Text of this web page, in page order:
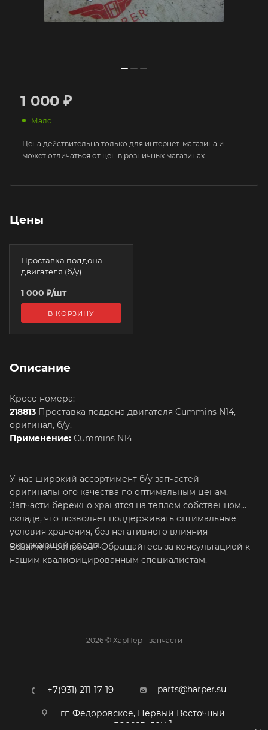
1 000 ₽
Мало
Цена действительна только для интернет-магазина и
может отличаться от цен в розничных магазинах
Цены
Проставка поддона
двигателя (б/у)
1 000 ₽/шт
В КОРЗИНУ
Описание
Кросс-номера:
218813 Проставка поддона двигателя Cummins N14,
оригинал, б/у.
Применение: Cummins N14
У нас широкий ассортимент б/у запчастей
оригинального качества по оптимальным ценам.
Запчасти бережно хранятся на теплом собственном
складе, что позволяет поддерживать оптимальные
условия хранения, без негативного влияния
окружающей среды.
Возникли вопросы? Обращайтесь за консультацией к
нашим квалифицированным специалистам.
2026 © ХарПер - запчасти
+7(931) 211-17-19 parts@harper.su
гп Федоровское, Первый Восточный
проезд, дом 1